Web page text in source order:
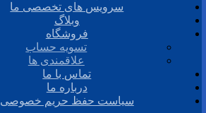
سرویس های تخصصی ما
وبلاگ
فروشگاه
تسویه حساب
علاقمندی ها
تماس با ما
درباره ما
سیاست حفظ حریم خصوصی